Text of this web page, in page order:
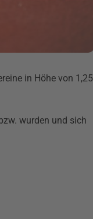
in Höhe von 1,25
wurden und sich